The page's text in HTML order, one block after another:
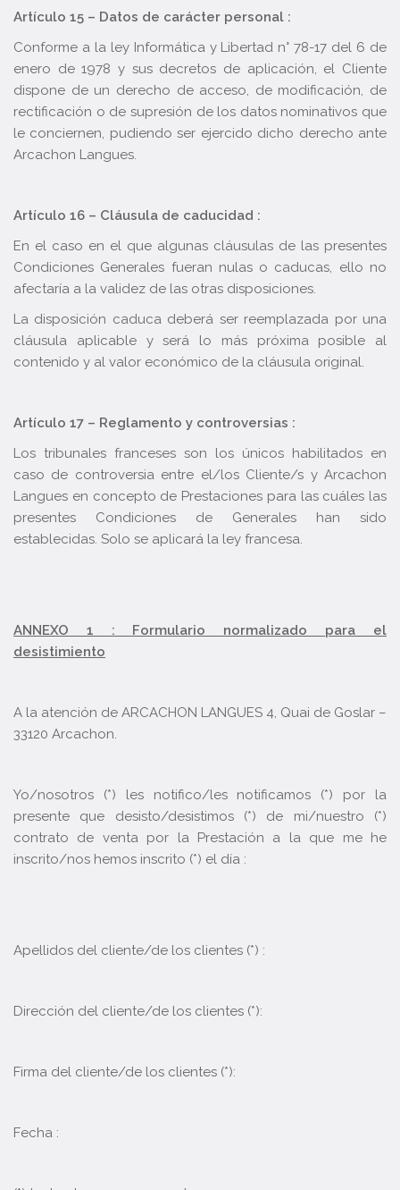
Artículo 15 – Datos de carácter personal :
Conforme a la ley Informática y Libertad n° 78-17 del 6 de
enero de 1978 y sus decretos de aplicación, el Cliente
dispone de un derecho de acceso, de modificación, de
rectificación o de supresión de los datos nominativos que
le conciernen, pudiendo ser ejercido dicho derecho ante
Arcachon Langues.
Artículo 16 – Cláusula de caducidad :
En el caso en el que algunas cláusulas de las presentes
Condiciones Generales fueran nulas o caducas, ello no
afectaría a la validez de las otras disposiciones.
La disposición caduca deberá ser reemplazada por una
cláusula aplicable y será lo más próxima posible al
contenido y al valor económico de la cláusula original.
Artículo 17 – Reglamento y controversias :
Los tribunales franceses son los únicos habilitados en
caso de controversia entre el/los Cliente/s y Arcachon
Langues en concepto de Prestaciones para las cuáles las
presentes Condiciones de Generales han sido
establecidas. Solo se aplicará la ley francesa.
ANNEXO 1 : Formulario normalizado para el
desistimiento
A la atención de ARCACHON LANGUES 4, Quai de Goslar –
33120 Arcachon.
Yo/nosotros (*) les notifico/les notificamos (*) por la
presente que desisto/desistimos (*) de mi/nuestro (*)
contrato de venta por la Prestación a la que me he
inscrito/nos hemos inscrito (*) el día :
Apellidos del cliente/de los clientes (*) :
Dirección del cliente/de los clientes (*):
Firma del cliente/de los clientes (*):
Fecha :